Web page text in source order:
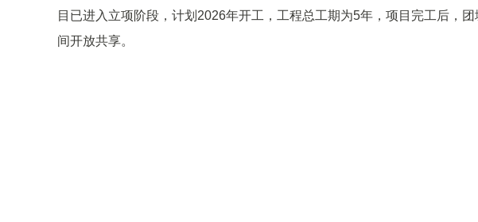
目已进入立项阶段，计划2026年开工，工程总工期为5年，项目完工后，
间开放共享。